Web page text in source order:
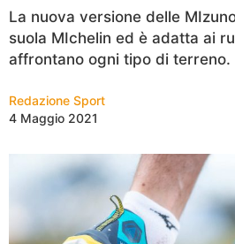
La nuova versione delle
suola MIchelin ed è adatta ai
affrontano ogni tipo di terreno.
Redazione Sport
4 Maggio 2021